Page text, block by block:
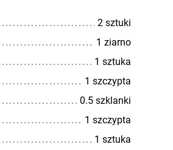
2 sztuki
1 ziarno
1 sztuka
1 szczypta
0.5 szklanki
1 szczypta
1 sztuka